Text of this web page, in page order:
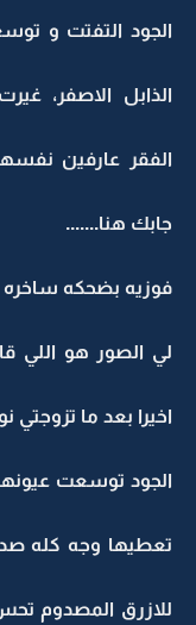
الجود التفتت و
الذابل الاصفر،
الفقر عارفين نفسهم
جابك هنا.......
فوزيه بضحكه
لي الصور هو اللي
اخيرا بعد ما تزوجتي
الجود توسعت
تعطيها وجه كله
للازرق المصدوم